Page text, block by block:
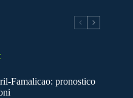
Famalicao: pronostico